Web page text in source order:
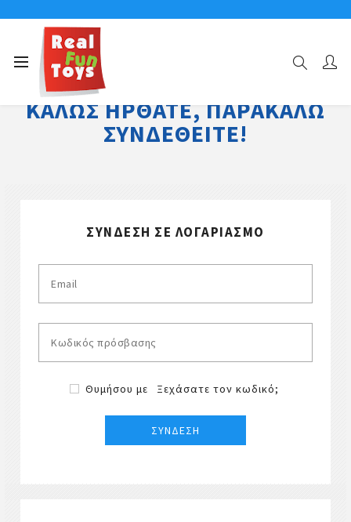
ΚΑΛΏΣ ΉΡΘΑΤΕ, ΠΑΡΑΚΑΛΏ
ΣΥΝΔΕΘΕΊΤΕ!
ΣΎΝΔΕΣΗ ΣΕ ΛΟΓΑΡΙΑΣΜΌ
Θυμήσου με Ξεχάσατε τον κωδικό;